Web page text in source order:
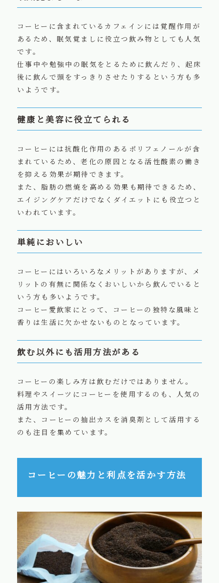
コーヒーに含まれているカフェインには覚醒作用が
あるため、眠気覚ましに役立つ飲み物としても人気
です。
仕事中や勉強中の眠気をとるために飲んだり、起床
後に飲んで頭をすっきりさせたりするという方も多
いようです。
健康と美容に役立てられる
コーヒーには抗酸化作用のあるポリフェノールが含
まれているため、老化の原因となる活性酸素の働き
を抑える効果が期待できます。
また、脂肪の燃焼を高める効果も期待できるため、
エイジングケアだけでなくダイエットにも役立つと
いわれています。
単純においしい
コーヒーにはいろいろなメリットがありますが、メ
リットの有無に関係なくおいしいから飲んでいると
いう方も多いようです。
コーヒー愛飲家にとって、コーヒーの独特な風味と
香りは生活に欠かせないものとなっています。
飲む以外にも活用方法がある
コーヒーの楽しみ方は飲むだけではありません。
料理やスイーツにコーヒーを使用するのも、人気の
活用方法です。
また、コーヒーの抽出カスを消臭剤として活用する
のも注目を集めています。
コーヒーの魅力と利点を活かす方法